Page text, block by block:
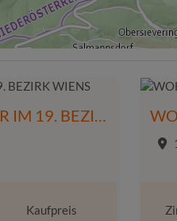
WOHNEN AM WASSER IM 19. BEZIRK WIENS
Kaufpreis